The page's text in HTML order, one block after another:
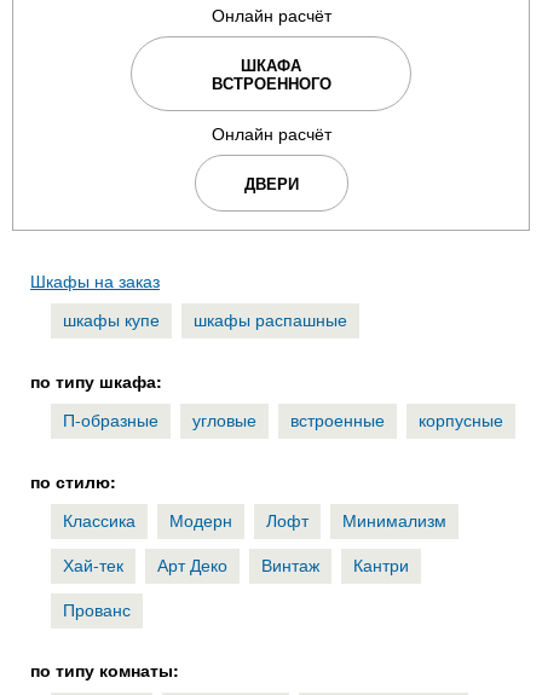
Онлайн расчёт
ШКАФА
ВСТРОЕННОГО
Онлайн расчёт
ДВЕРИ
Шкафы на заказ
шкафы купе
шкафы распашные
по типу шкафа:
П-образные
угловые встроенные корпусные
по стилю:
Классика
Модерн Лофт
Минимализм
Хай-тек
Арт Деко Винтаж
Кантри
Прованс
по типу комнаты: